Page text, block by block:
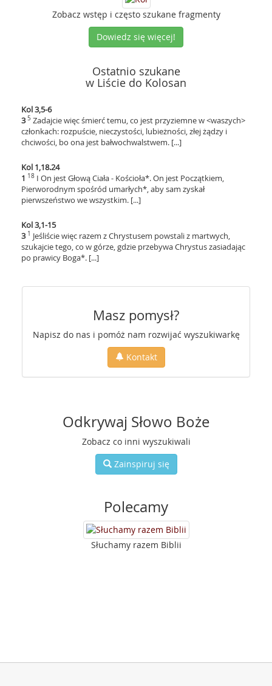
Zobacz wstęp i często szukane fragmenty
Dowiedz się więcej!
Ostatnio szukane
w Liście do Kolosan
Kol 3,5-6
3 5 Zadajcie więc śmierć temu, co jest przyziemne w <waszych>
członkach: rozpuście, nieczystości, lubieżności, złej żądzy i
chciwości, bo ona jest bałwochwalstwem. [...]
Kol 1,18.24
1 18 I On jest Głową Ciała - Kościoła*. On jest Początkiem,
Pierworodnym spośród umarłych*, aby sam zyskał
pierwszeństwo we wszystkim. [...]
Kol 3,1-15
3 1 Jeśliście więc razem z Chrystusem powstali z martwych,
szukajcie tego, co w górze, gdzie przebywa Chrystus zasiadając
po prawicy Boga*. [...]
Masz pomysł?
Napisz do nas i pomóż nam rozwijać wyszukiwarkę
Kontakt
Odkrywaj Słowo Boże
Zobacz co inni wyszukiwali
Zainspiruj się
Polecamy
Słuchamy razem Biblii